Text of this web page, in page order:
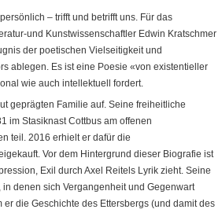
– trifft und betrifft uns. Für das
und Kunstwissenschaftler Edwin Kratschmer
der poetischen Vielseitigkeit und
ablegen. Es ist eine Poesie «von existentieller
wie auch intellektuell fordert.
geprägten Familie auf. Seine freiheitliche
im Stasiknast Cottbus am offenen
teil. 2016 erhielt er dafür die
Vor dem Hintergrund dieser Biografie ist
Exil durch Axel Reitels Lyrik zieht. Seine
denen sich Vergangenheit und Gegenwart
er die Geschichte des Ettersbergs (und damit des